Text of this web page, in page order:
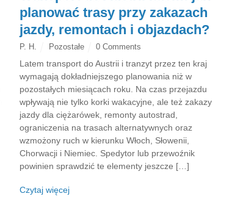
planować trasy przy zakazach
jazdy, remontach i objazdach?
P. H. Pozostałe 0 Comments
Latem transport do Austrii i tranzyt przez ten kraj
wymagają dokładniejszego planowania niż w
pozostałych miesiącach roku. Na czas przejazdu
wpływają nie tylko korki wakacyjne, ale też zakazy
jazdy dla ciężarówek, remonty autostrad,
ograniczenia na trasach alternatywnych oraz
wzmożony ruch w kierunku Włoch, Słowenii,
Chorwacji i Niemiec. Spedytor lub przewoźnik
powinien sprawdzić te elementy jeszcze […]
Czytaj więcej